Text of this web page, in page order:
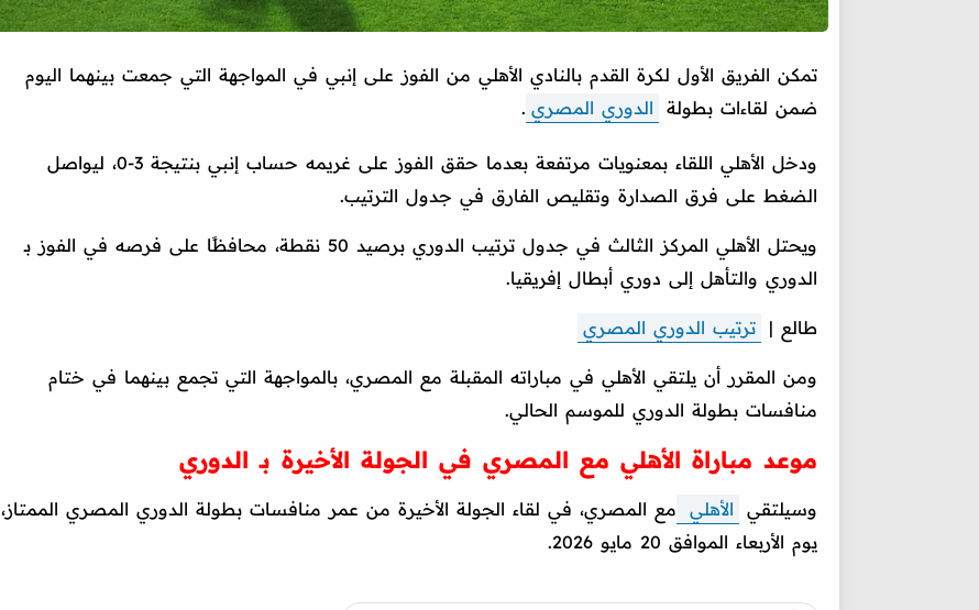
تمكن الفريق الأول لكرة القدم بالنادي الأهلي من الفوز على إنبي في المواجهة التي جمعت بينهما اليوم
ضمن لقاءات بطولة
الدوري المصري .
ودخل الأهلي اللقاء بمعنويات مرتفعة بعدما حقق الفوز على غريمه حساب إنبي بنتيجة 3-0، ليواصل
الضغط على فرق الصدارة وتقليص الفارق في جدول الترتيب.
ويحتل الأهلي المركز الثالث في جدول ترتيب الدوري برصيد 50 نقطة، محافظًا على فرصه في الفوز بـ
الدوري والتأهل إلى دوري أبطال إفريقيا.
طالع | ترتيب الدوري المصري
ومن المقرر أن يلتقي الأهلي في مباراته المقبلة مع المصري، بالمواجهة التي تجمع بينهما في ختام
منافسات بطولة الدوري للموسم الحالي.
موعد مباراة الأهلي مع المصري في الجولة الأخيرة بـ الدوري
وسيلتقي الأهلي
مع المصري، في لقاء الجولة الأخيرة من عمر منافسات بطولة الدوري المصري الممتاز،
يوم الأربعاء الموافق 20 مايو 2026.